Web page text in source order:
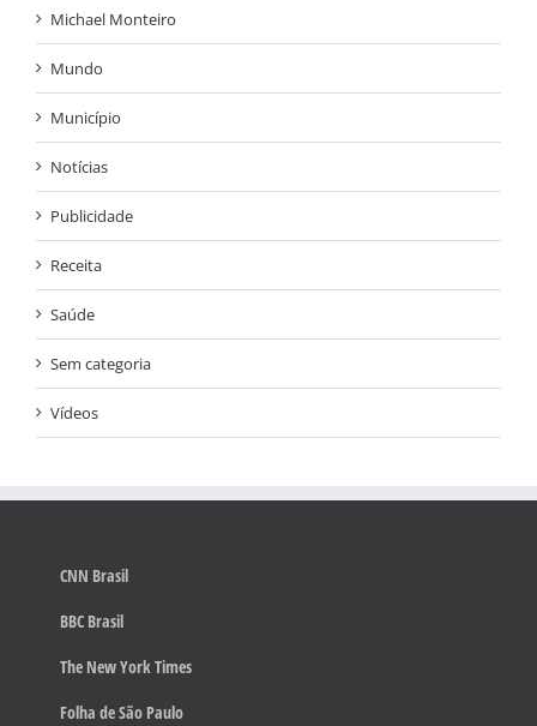
Michael Monteiro
Mundo
Município
Notícias
Publicidade
Receita
Saúde
Sem categoria
Vídeos
CNN Brasil
BBC Brasil
The New York Times
Folha de São Paulo